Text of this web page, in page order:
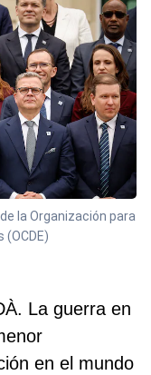
la Organización para
(OCDE)
La guerra en
en el mundo